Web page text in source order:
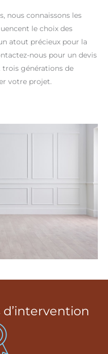
nous connaissons les
le choix des
atout précieux pour la
nous pour un devis
générations de
votre projet.